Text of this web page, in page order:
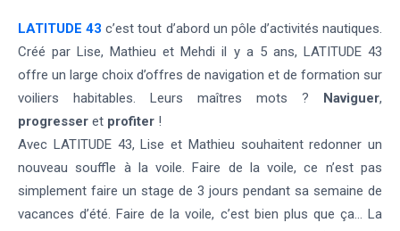
LATITUDE 43 c’est tout d’abord un pôle d’activités nautiques.
Créé par Lise, Mathieu et Mehdi il y a 5 ans, LATITUDE 43
offre un large choix d’offres de navigation et de formation sur
voiliers habitables. Leurs maîtres mots ? Naviguer,
progresser et profiter !
Avec LATITUDE 43, Lise et Mathieu souhaitent redonner un
nouveau souffle à la voile. Faire de la voile, ce n’est pas
simplement faire un stage de 3 jours pendant sa semaine de
vacances d’été. Faire de la voile, c’est bien plus que ça… La